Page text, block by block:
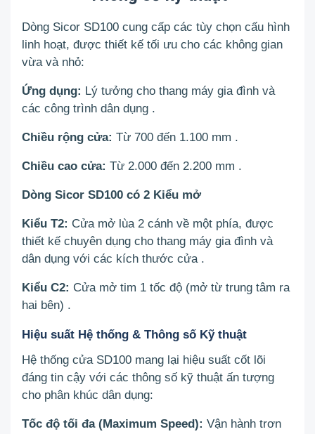
Dòng Sicor SD100 cung cấp các tùy chọn cấu hình
linh hoạt, được thiết kế tối ưu cho các không gian
vừa và nhỏ:
Ứng dụng: Lý tưởng cho thang máy gia đình và
các công trình dân dụng .
Chiều rộng cửa: Từ 700 đến 1.100 mm .
Chiều cao cửa: Từ 2.000 đến 2.200 mm .
Dòng Sicor SD100 có 2 Kiểu mở
Kiểu T2: Cửa mở lùa 2 cánh về một phía, được
thiết kế chuyên dụng cho thang máy gia đình và
dân dụng với các kích thước cửa .
Kiểu C2: Cửa mở tim 1 tốc độ (mở từ trung tâm ra
hai bên) .
Hiệu suất Hệ thống & Thông số Kỹ thuật
Hệ thống cửa SD100 mang lại hiệu suất cốt lõi
đáng tin cậy với các thông số kỹ thuật ấn tượng
cho phân khúc dân dụng:
Tốc độ tối đa (Maximum Speed): Vận hành trơn